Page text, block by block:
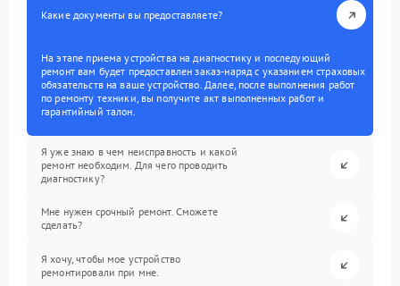
Какие документы вы предоставляете?
На этапе приема устройства на диагностику и последующий
ремонт вам будет предоставлен заказ-наряд с указанием страховых
обязательств на ваше устройство. Далее, после выполнения работ
по ремонту техники, вы получите акт выполненных работ и
гарантийный талон.
Я уже знаю в чем неисправность и какой
ремонт необходим. Для чего проводить
диагностику?
Мне нужен срочный ремонт. Сможете
сделать?
Я хочу, чтобы мое устройство
ремонтировали при мне.